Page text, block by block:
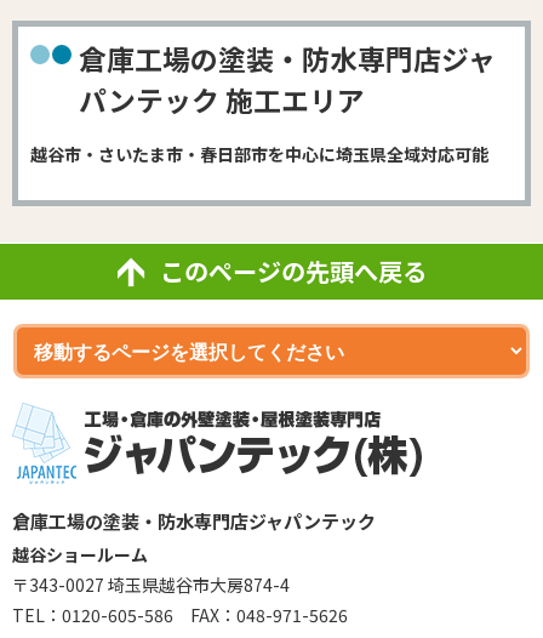
倉庫工場の塗装・防水専門店ジャ
パンテック 施工エリア
越谷市・さいたま市・春日部市を中心に埼玉県全域対応可能
このページの先頭へ戻る
倉庫工場の塗装・防水専門店ジャパンテック
越谷ショールーム
〒343-0027 埼玉県越谷市大房874-4
TEL： 0120-605-586 FAX：048-971-5626